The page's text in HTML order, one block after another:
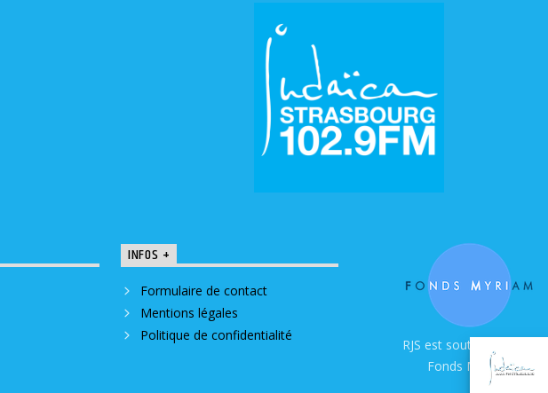
INFOS +
Formulaire de contact
Mentions légales
Politique de confidentialité
RJS est soutenue par le
Fonds Myriam